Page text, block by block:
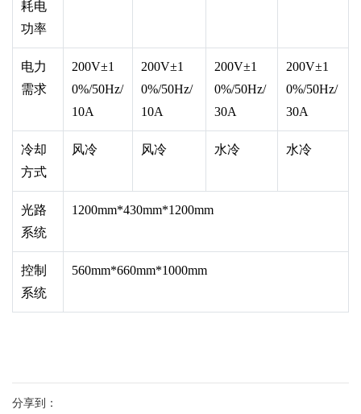
耗电
功率
电力
需求
200V±1
0%/50Hz/
10A
200V±1
0%/50Hz/
10A
200V±1
0%/50Hz/
30A
200V±1
0%/50Hz/
30A
冷却
方式
风冷 风冷 水冷 水冷
光路
系统
1200mm*430mm*1200mm
控制
系统
560mm*660mm*1000mm
分享到：